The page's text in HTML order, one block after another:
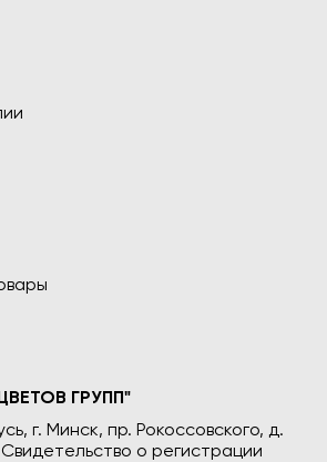
ГРУПП"
г. Минск, пр. Рокоссовского, д.
Свидетельство о регистрации